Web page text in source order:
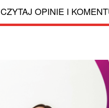
CZYTAJ OPINIE I